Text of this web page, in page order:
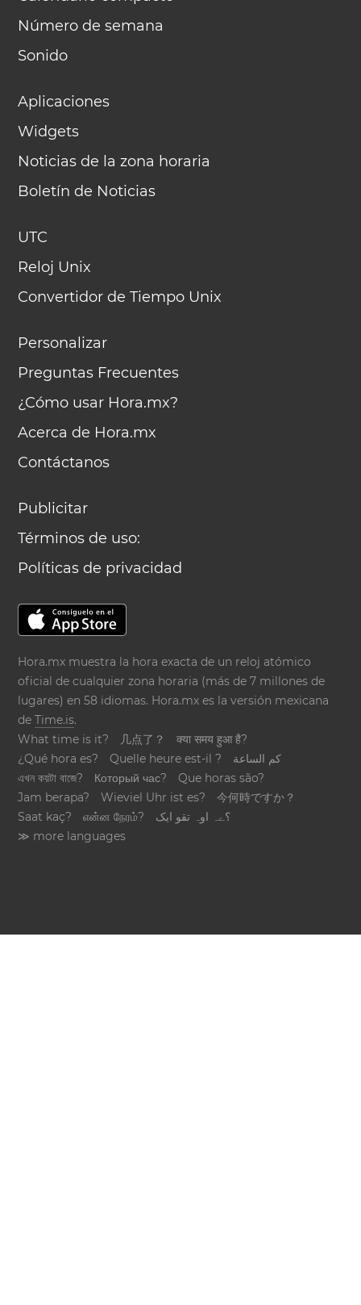
Número de semana
Sonido
Aplicaciones
Widgets
Noticias de la zona horaria
Boletín de Noticias
UTC
Reloj Unix
Convertidor de Tiempo Unix
Personalizar
Preguntas Frecuentes
¿Cómo usar Hora.mx?
Acerca de Hora.mx
Contáctanos
Publicitar
Términos de uso:
Políticas de privacidad
Hora.mx muestra la hora exacta de un reloj atómico
oficial de cualquier zona horaria (más de 7 millones de
lugares) en 58 idiomas. Hora.mx es la versión mexicana
deTime.is.
What time is it?
几点了？
क्या समय हुआ है?
¿Qué hora es?
Quelle heure est-il ?
كم الساعة
এখন কয়টা বাজে?
Который час?
Que horas são?
Jam berapa?
Wieviel Uhr ist es?
今何時ですか？
Saat kaç?
என்ன நேரம்?
؟ےہ اوہ تقو ایک
≫ more languages